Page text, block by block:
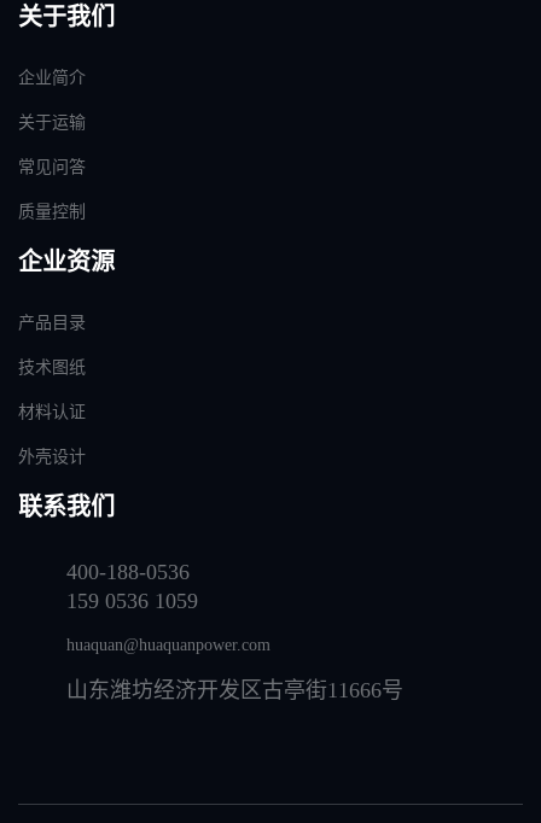
关于我们
企业简介
关于运输
常见问答
质量控制
企业资源
产品目录
技术图纸
材料认证
外壳设计
联系我们
400-188-0536
159 0536 1059
huaquan@huaquanpower.com
山东潍坊经济开发区古亭街11666号